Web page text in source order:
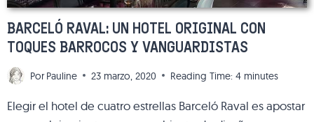
BARCELÓ RAVAL: UN HOTEL ORIGINAL CON
TOQUES BARROCOS Y VANGUARDISTAS
Por Pauline 23 marzo, 2020 Reading Time: 4 minutes
Elegir el hotel de cuatro estrellas Barceló Raval es apostar